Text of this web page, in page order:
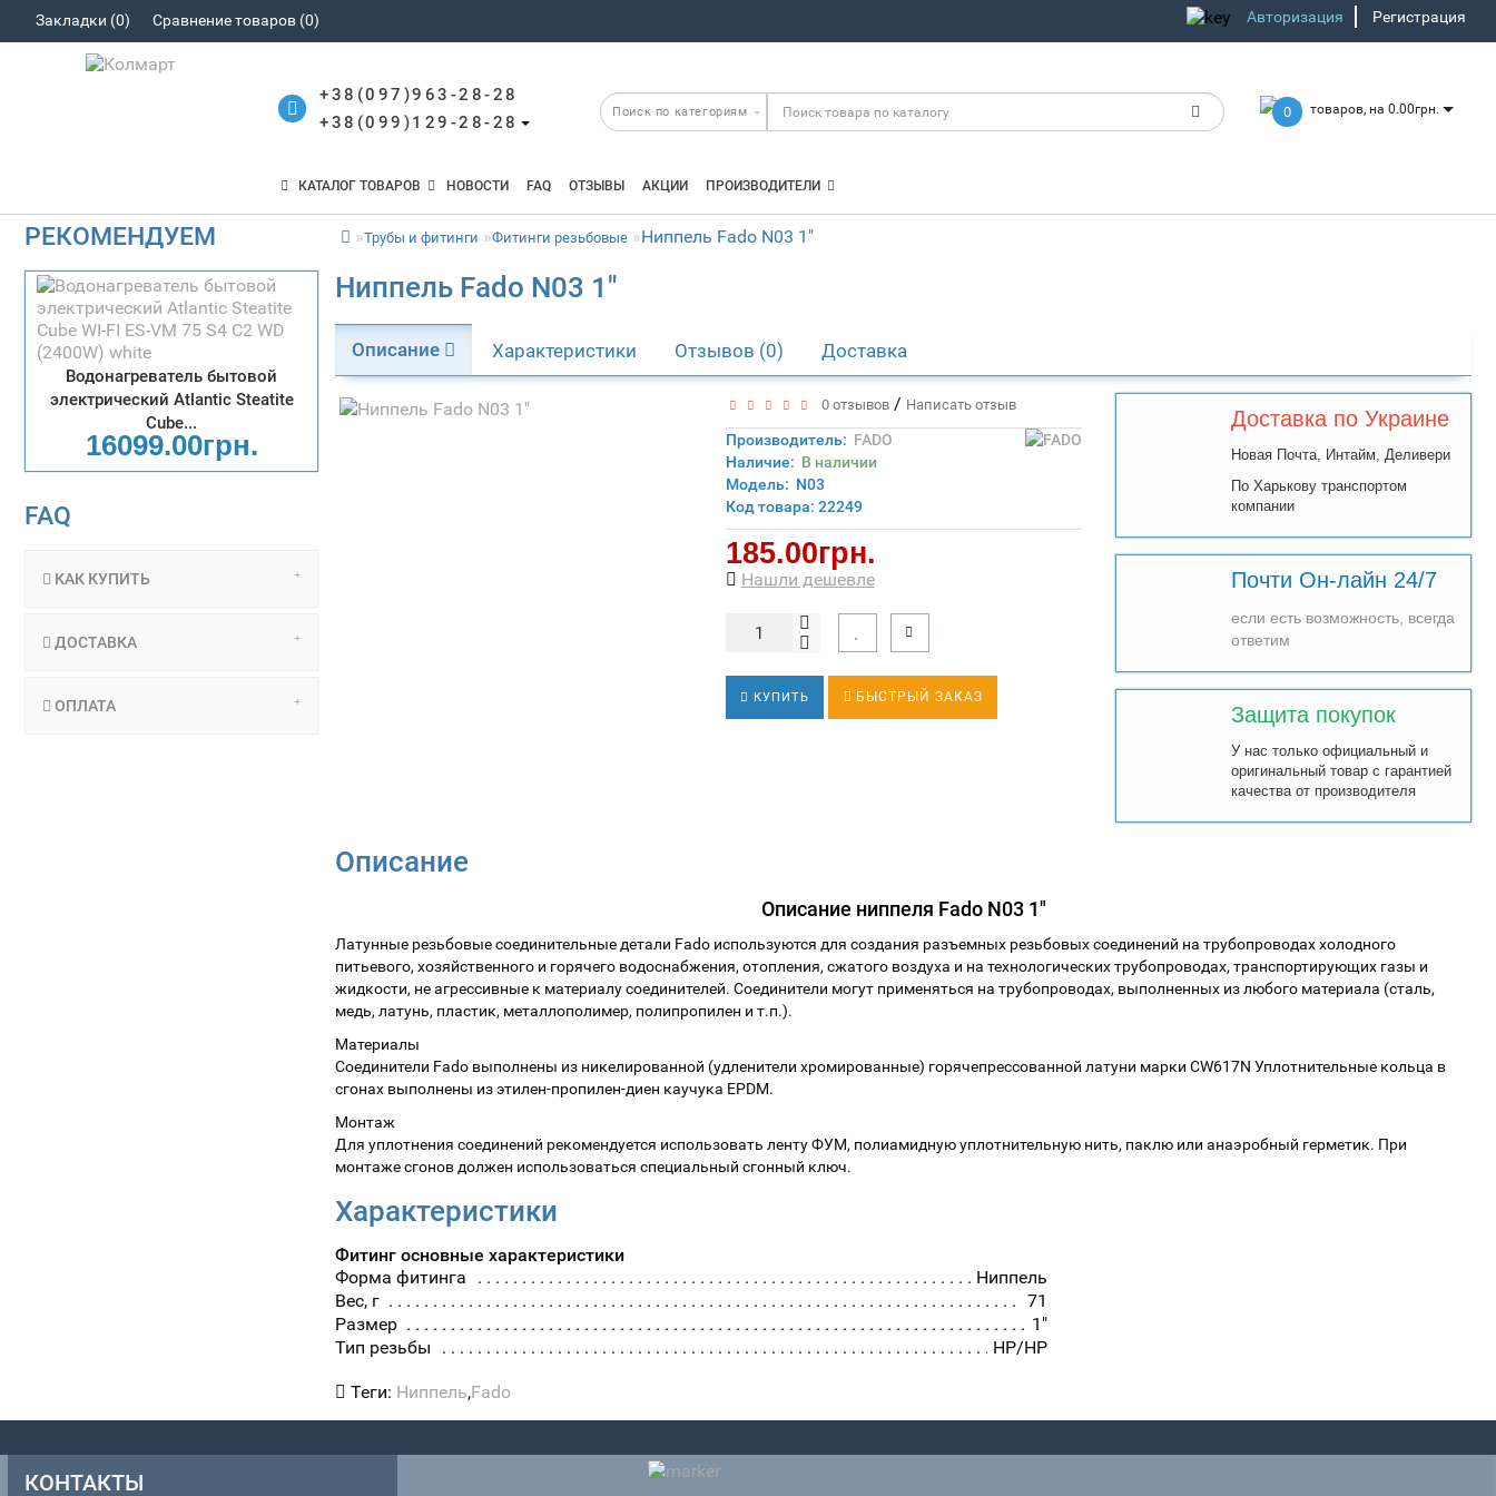
Закладки (0) Сравнение товаров (0) Авторизация Регистрация
+38(097)963-28-28
+38(099)129-28-28
КАТАЛОГ ТОВАРОВ НОВОСТИ FAQ ОТЗЫВЫ АКЦИИ ПРОИЗВОДИТЕЛИ
0 товаров, на 0.00грн.
РЕКОМЕНДУЕМ
Водонагреватель бытовой
электрический Atlantic Steatite
Cube...
16099.00грн.
FAQ
КАК КУПИТЬ
ДОСТАВКА
ОПЛАТА
Трубы и фитинги Фитинги резьбовые Ниппель Fado N03 1"
Ниппель Fado N03 1"
Описание Характеристики Отзывов (0) Доставка
0 отзывов / Написать отзыв
Производитель: FADO
Наличие: В наличии
Модель: N03
Код товара: 22249
185.00грн.
Нашли дешевле
КУПИТЬ БЫСТРЫЙ ЗАКАЗ
Доставка по Украине
Новая Почта, Интайм, Деливери
По Харькову транспортом
компании
Почти Он-лайн 24/7
если есть возможность, всегда
ответим
Защита покупок
У нас только официальный и
оригинальный товар с гарантией
качества от производителя
Описание
Описание ниппеля Fado N03 1"
Латунные резьбовые соединительные детали Fado используются для создания разъемных резьбовых соединений на трубопроводах холодного
питьевого, хозяйственного и горячего водоснабжения, отопления, сжатого воздуха и на технологических трубопроводах, транспортирующих газы и
жидкости, не агрессивные к материалу соединителей. Соединители могут применяться на трубопроводах, выполненных из любого материала (сталь,
медь, латунь, пластик, металлополимер, полипропилен и т.п.).
Материалы
Соединители Fado выполнены из никелированной (удленители хромированные) горячепрессованной латуни марки СW617N Уплотнительные кольца в
сгонах выполнены из этилен-пропилен-диен каучука EPDM.
Монтаж
Для уплотнения соединений рекомендуется использовать ленту ФУМ, полиамидную уплотнительную нить, паклю или анаэробный герметик. При
монтаже сгонов должен использоваться специальный сгонный ключ.
Характеристики
Фитинг основные характеристики
Форма фитинга
Ниппель
Вес, г
71
Размер
1"
Тип резьбы
НР/НР
Теги: Ниппель,Fado
КОНТАКТЫ